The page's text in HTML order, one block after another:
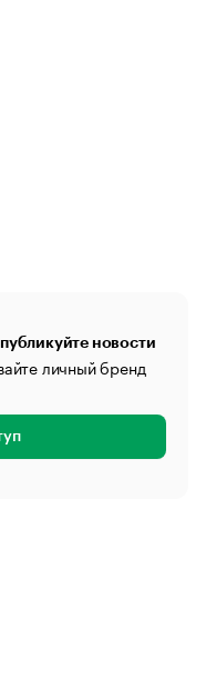
новости
личный бренд